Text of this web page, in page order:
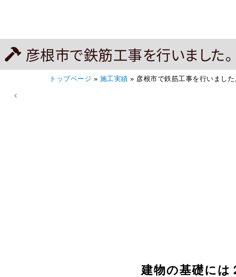
彦根市で鉄筋工事を行いました。
トップページ » 施工実績 » 彦根市で鉄筋工事を行いました
建物の基礎には